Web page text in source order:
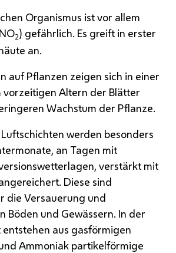
Organismus ist vor allem
2) gefährlich. Es greift in erster
an.
auf Pflanzen zeigen sich in einer
vorzeitigen Altern der Blätter
Wachstum der Pflanze.
werden besonders
an Tagen mit
verstärkt mit
Diese sind
die Versauerung und
Böden und Gewässern. In der
aus gasförmigen
Ammoniak partikelförmige